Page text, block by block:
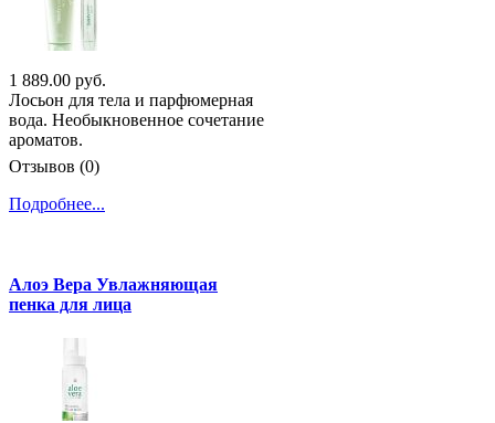
1 889.00 руб.
Лосьон для тела и парфюмерная
вода. Необыкновенное сочетание
ароматов.
Отзывов (0)
Подробнее...
Алоэ Вера Увлажняющая
пенка для лица